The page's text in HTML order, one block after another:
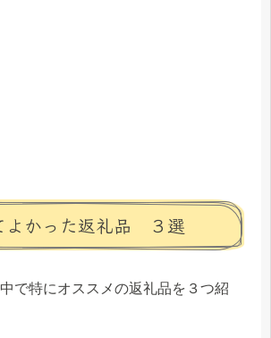
よかった返礼品 ３選
で特にオススメの返礼品を３つ紹